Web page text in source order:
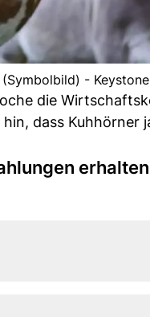
- Keystone
die
dass Kuhhörner